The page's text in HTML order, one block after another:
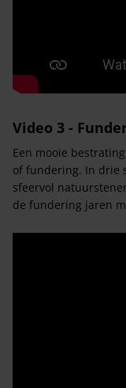
Video 3 -
Een mooie
of fundering. In drie
sfeervol
de fundering jaren